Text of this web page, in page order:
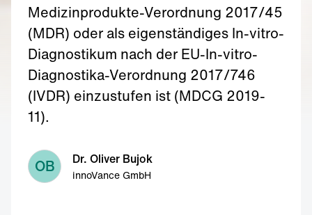
Medizinprodukte-Verordnung 2017/45
(MDR) oder als eigenständiges In-vitro-
Diagnostikum nach der EU-In-vitro-
Diagnostika-Verordnung 2017/746
(IVDR) einzustufen ist (MDCG 2019-
11).
OB Dr. Oliver Bujok
innoVance GmbH